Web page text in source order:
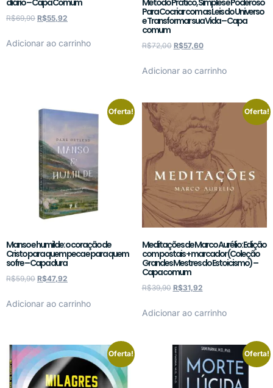
R$69,90 R$55,92
Adicionar ao carrinho
Para Cocriar com as Leis do Universo
e Transformar sua Vida – Capa
comum
R$72,00 R$57,60
Adicionar ao carrinho
Oferta!
Manso e humilde: o coração de
Cristo para quem peca e para quem
sofre – Capa dura
R$59,90 R$47,92
Adicionar ao carrinho
Oferta!
Meditações de Marco Aurélio: Edição
com postais + marcador (Coleção
Grandes Mestres do Estoicismo) –
Capa comum
R$39,90 R$31,92
Adicionar ao carrinho
Oferta! Oferta!